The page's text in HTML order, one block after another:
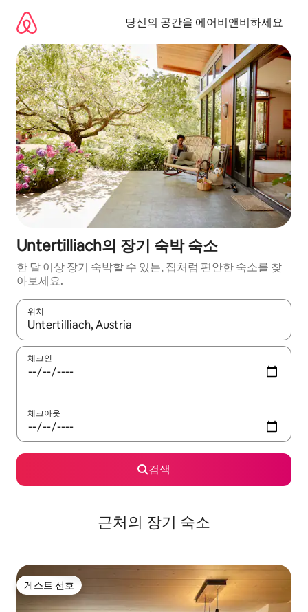
당신의 공간을 에어비앤비하세요
Untertilliach의 장기 숙박 숙소
한 달 이상 장기 숙박할 수 있는, 집처럼 편안한 숙소를 찾
아보세요.
위치
결과가 나오면 위·아래 화살표 키를 사용하거나 터치 또는 스와이
체크인
체크아웃
검색
근처의 장기 숙소
게스트 선호
게스트 선호